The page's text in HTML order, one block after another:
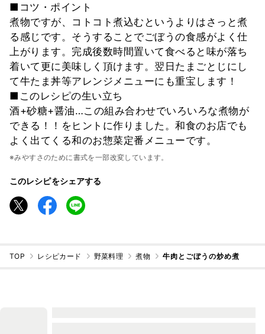
■コツ・ポイント
煮物ですが、コトコト煮込むというよりはさっと煮
る感じです。そうすることでごぼうの食感がよく仕
上がります。完成後数時間置いて食べると味が落ち
着いて更に美味しく頂けます。翌日たまごとじにし
て牛たま丼等アレンジメニューにも重宝します！
■このレシピの生い立ち
酒+砂糖+醤油…この組み合わせでいろいろな煮物が
できる！！をヒントに作りました。和食のお店でも
よく出てくる和のお惣菜定番メニューです。
※みやすさのために書式を一部改変しています。
このレシピをシェアする
TOP レシピカード 野菜料理 煮物 牛肉とごぼうの炒め煮